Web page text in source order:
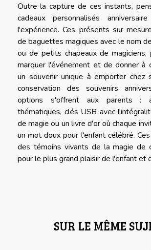
Outre la capture de ces instants,
cadeaux personnalisés
l'expérience. Ces présents sur
de baguettes magiques avec le nom
ou de petits chapeaux de
marquer l'événement et de donner à
un souvenir unique à emporter chez
conservation des souvenirs
options s'offrent aux parents :
thématiques, clés USB avec
de magie ou un livre d'or où chaque
un mot doux pour l'enfant célébré.
des témoins vivants de la magie de
pour le plus grand plaisir de l'enfant et
SUR LE MÊME